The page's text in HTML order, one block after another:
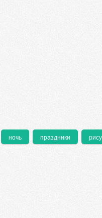
ночь праздники